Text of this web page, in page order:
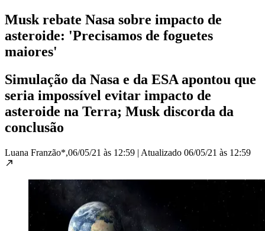
Musk rebate Nasa sobre impacto de
asteroide: 'Precisamos de foguetes
maiores'
Simulação da Nasa e da ESA apontou que
seria impossível evitar impacto de
asteroide na Terra; Musk discorda da
conclusão
Luana Franzão*,06/05/21 às 12:59 | Atualizado 06/05/21 às 12:59